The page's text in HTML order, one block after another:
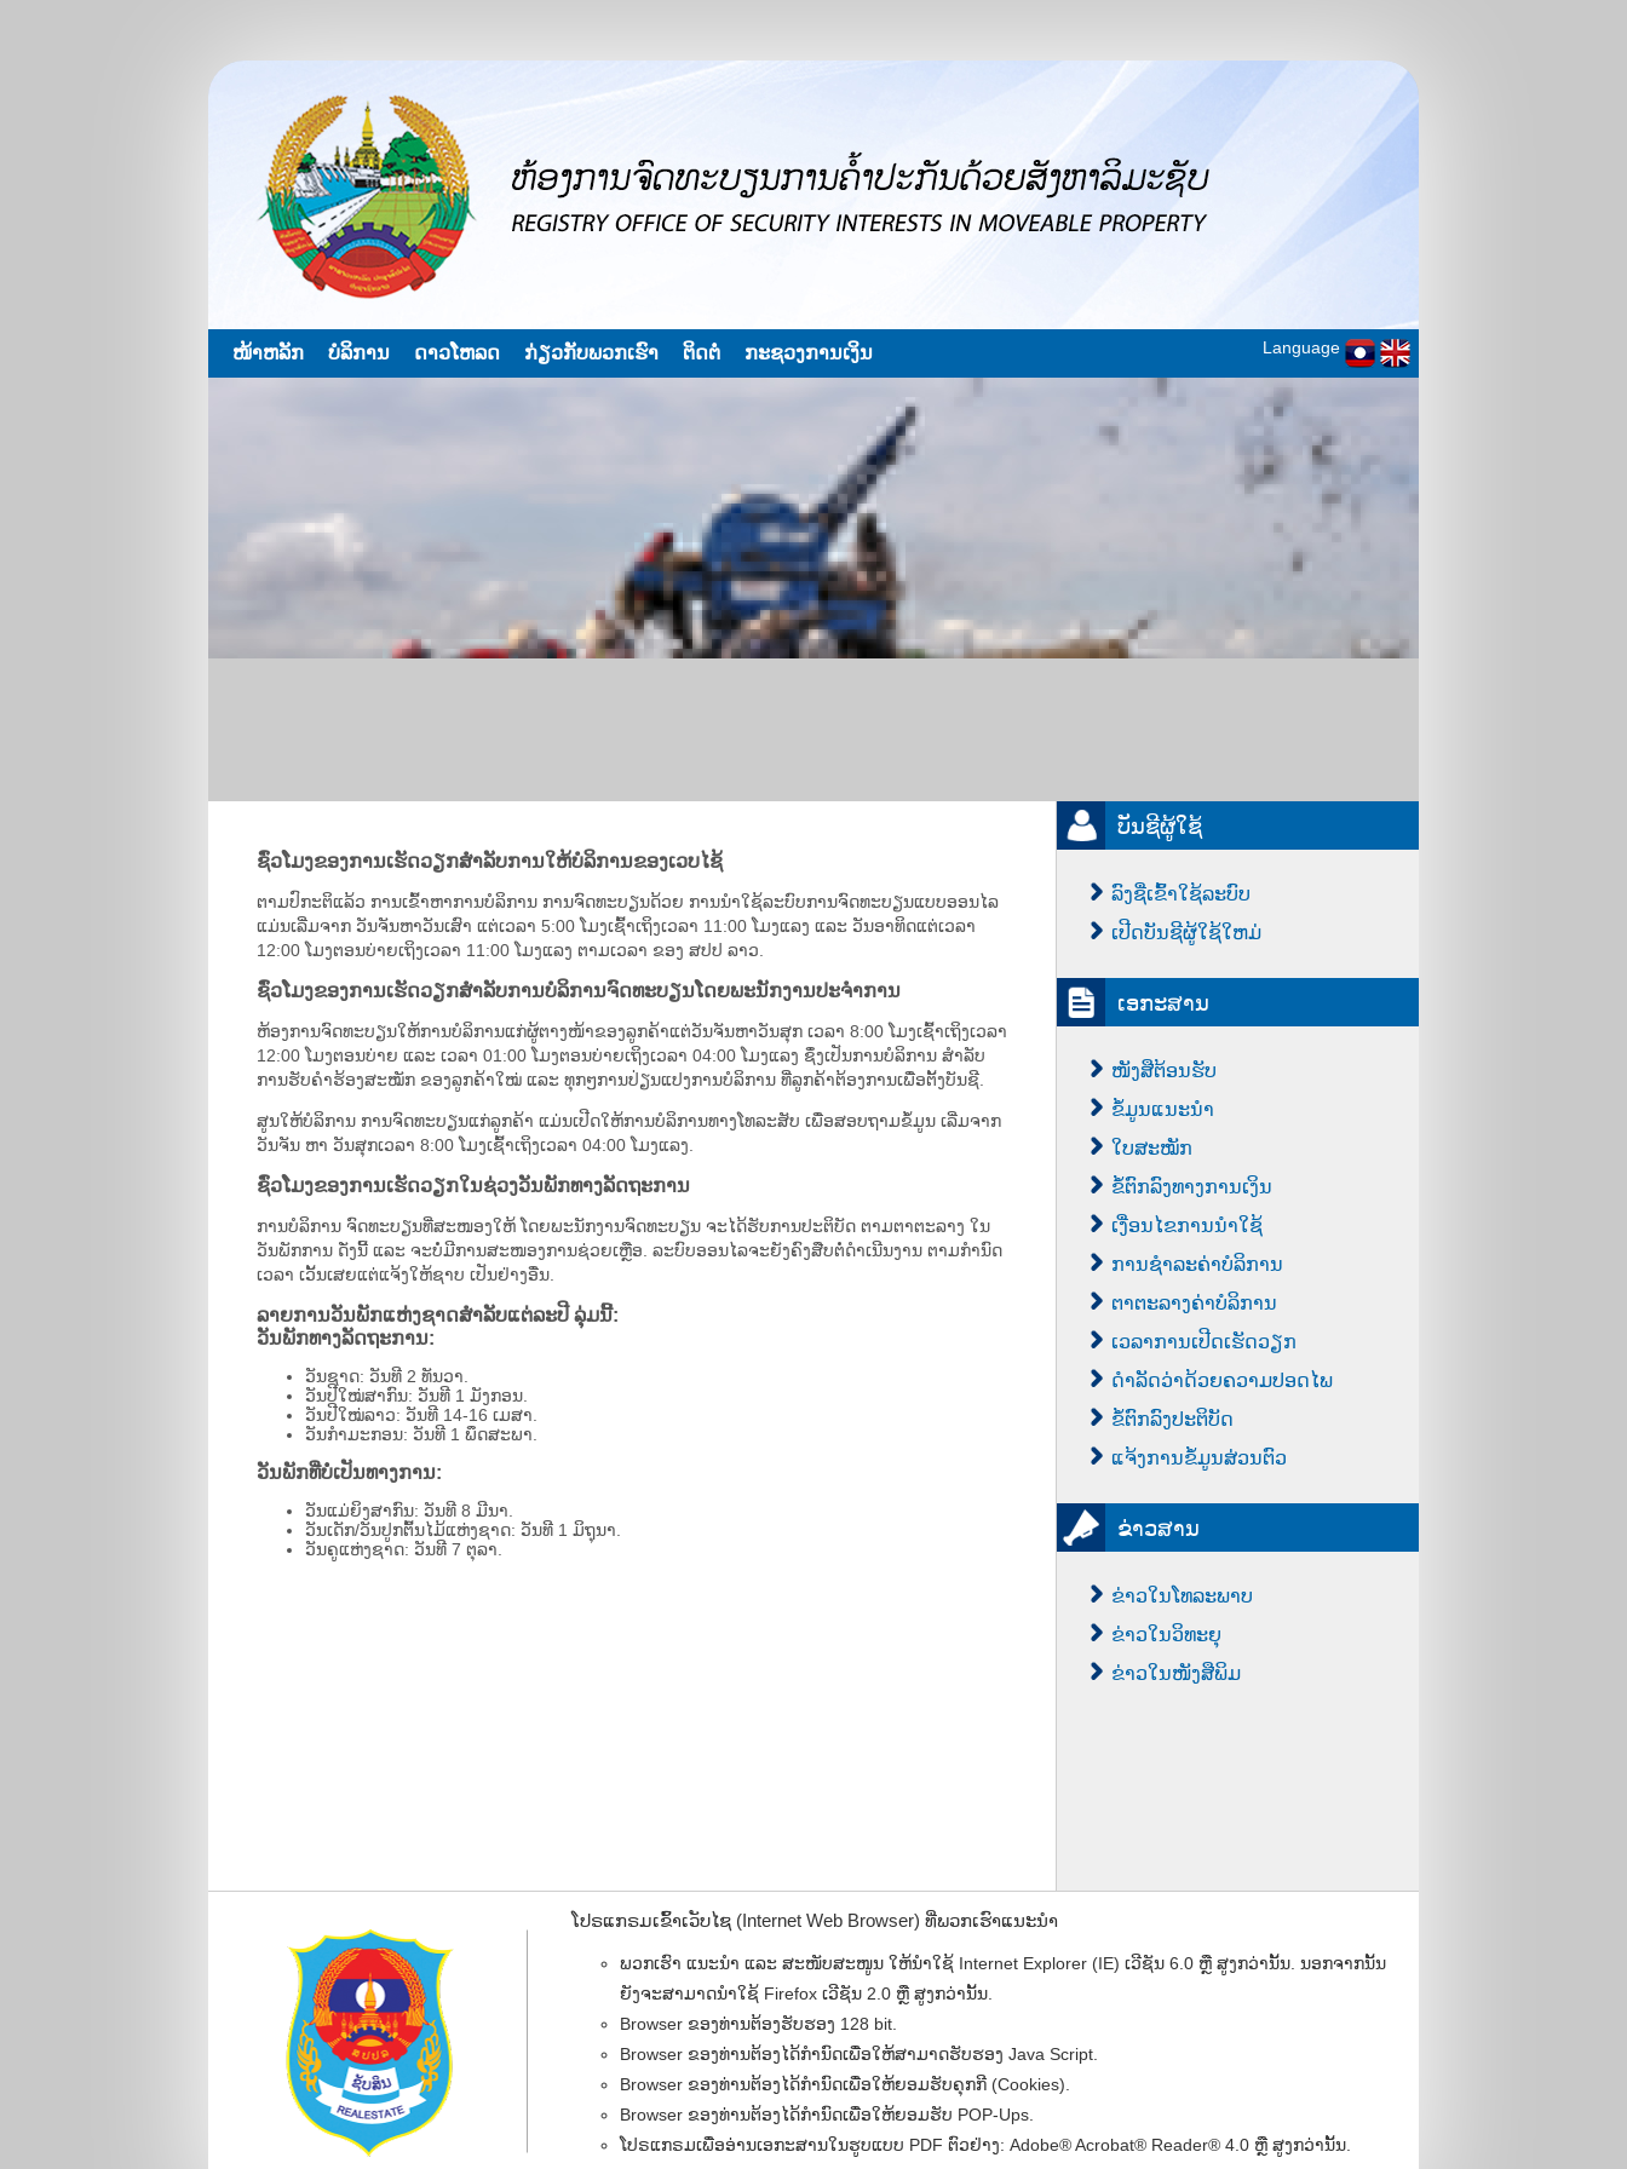
ໜ້າຫລັກ ບໍລິການ ດາວໂຫລດ ກ່ຽວກັບພວກເຮົາ ຕິດຕໍ່ ກະຊວງການເງິນ Language
ຊົ່ວໂມງຂອງການເຮັດວຽກສຳລັບການໃຫ້ບໍລິການຂອງເວບໄຊ້
ຕາມປົກະຕິແລ້ວ ການເຂົ້າຫາການບໍລິການ ການຈົດທະບຽນດ້ວຍ ການນຳໃຊ້ລະບົບການຈົດທະບຽນແບບອອນໄລ
ແມ່ນເລີ່ມຈາກ ວັນຈັນຫາວັນເສົາ ແຕ່ເວລາ 5:00 ໂມງເຊົ້າເຖິງເວລາ 11:00 ໂມງແລງ ແລະ ວັນອາທິດແຕ່ເວລາ
12:00 ໂມງຕອນບ່າຍເຖິງເວລາ 11:00 ໂມງແລງ ຕາມເວລາ ຂອງ ສປປ ລາວ.
ຊົ່ວໂມງຂອງການເຮັດວຽກສໍາລັບການບໍລິການຈົດທະບຽນໂດຍພະນັກງານປະຈຳການ
ຫ້ອງການຈົດທະບຽນໃຫ້ການບໍລິການແກ່ຜູ້ຕາງໜ້າຂອງລູກຄ້າແຕ່ວັນຈັນຫາວັນສຸກ ເວລາ 8:00 ໂມງເຊົ້າເຖິງເວລາ
12:00 ໂມງຕອນບ່າຍ ແລະ ເວລາ 01:00 ໂມງຕອນບ່າຍເຖິງເວລາ 04:00 ໂມງແລງ ຊຶ່ງເປັນການບໍລິການ ສຳລັບ
ການຮັບຄຳຮ້ອງສະໝັກ ຂອງລູກຄ້າໃໝ່ ແລະ ທຸກໆການປ່ຽນແປງການບໍລິການ ທີ່ລູກຄ້າຕ້ອງການເພື່ອຕັ້ງບັນຊີ.
ສູນໃຫ້ບໍລິການ ການຈົດທະບຽນແກ່ລູກຄ້າ ແມ່ນເປີດໃຫ້ການບໍລິການທາງໂທລະສັບ ເພື່ອສອບຖາມຂໍ້ມູນ ເລີ່ມຈາກ
ວັນຈັນ ຫາ ວັນສຸກເວລາ 8:00 ໂມງເຊົ້າເຖິງເວລາ 04:00 ໂມງແລງ.
ຊົ່ວໂມງຂອງການເຮັດວຽກໃນຊ່ວງວັນພັກທາງລັດຖະການ
ການບໍລິການ ຈົດທະບຽນທີ່ສະໜອງໃຫ້ ໂດຍພະນັກງານຈົດທະບຽນ ຈະໄດ້ຮັບການປະຕິບັດ ຕາມຕາຕະລາງ ໃນ
ວັນພັກການ ດັ່ງນີ້ ແລະ ຈະບໍ່ມີການສະໜອງການຊ່ວຍເຫຼືອ. ລະບົບອອນໄລຈະຍັງຄົງສືບຕໍ່ດຳເນີນງານ ຕາມກໍານົດ
ເວລາ ເວັ້ນເສຍແຕ່ແຈ້ງໃຫ້ຊາບ ເປັນຢ່າງອື່ນ.
ລາຍການວັນພັກແຫ່ງຊາດສໍາລັບແຕ່ລະປີ ລຸ່ມນີ້:
ວັນພັກທາງລັດຖະການ:
ວັນຊາດ: ວັນທີ 2 ທັນວາ.
ວັນປີໃໝ່ສາກົນ: ວັນທີ 1 ມັງກອນ.
ວັນປີໃໝ່ລາວ: ວັນທີ 14-16 ເມສາ.
ວັນກຳມະກອນ: ວັນທີ 1 ພຶດສະພາ.
ວັນພັກທີ່ບໍ່ເປັນທາງການ:
ວັນແມ່ຍິງສາກົນ: ວັນທີ 8 ມີນາ.
ວັນເດັກ/ວັນປູກຕົ້ນໄມ້ແຫ່ງຊາດ: ວັນທີ 1 ມິຖຸນາ.
ວັນຄູແຫ່ງຊາດ: ວັນທີ 7 ຕຸລາ.
ບັນຊີຜູ້ໃຊ້
ລົງຊື່ເຂົ້າໃຊ້ລະບົບ
ເປີດບັນຊີຜູ້ໃຊ້ໃຫມ່
ເອກະສານ
ໜັງສືຕ້ອນຮັບ
ຂໍ້ມູນແນະນຳ
ໃບສະໝັກ
ຂໍ້ຕົກລົງທາງການເງິນ
ເງື່ອນໄຂການນຳໃຊ້
ການຊຳລະຄ່າບໍລິການ
ຕາຕະລາງຄ່າບໍລິການ
ເວລາການເປີດເຮັດວຽກ
ດຳລັດວ່າດ້ວຍຄວາມປອດໄພ
ຂໍ້ຕົກລົງປະຕິບັດ
ແຈ້ງການຂໍ້ມູນສ່ວນຕົວ
ຂ່າວສານ
ຂ່າວໃນໂທລະພາບ
ຂ່າວໃນວິທະຍຸ
ຂ່າວໃນໜັງສືພິມ
ໂປຣແກຣມເຂົ້າເວັບໄຊ (Internet Web Browser) ທີ່ພວກເຮົາແນະນຳ
ພວກເຮົາ ແນະນໍາ ແລະ ສະໜັບສະໜູນ ໃຫ້ນໍາໃຊ້ Internet Explorer (IE) ເວີຊັນ 6.0 ຫຼື ສູງກວ່ານັ້ນ. ນອກຈາກນັ້ນ
ຍັງຈະສາມາດນໍາໃຊ້ Firefox ເວີຊັນ 2.0 ຫຼື ສູງກວ່ານັ້ນ.
Browser ຂອງທ່ານຕ້ອງຮັບຮອງ 128 bit.
Browser ຂອງທ່ານຕ້ອງໄດ້ກຳນົດເພື່ອໃຫ້ສາມາດຮັບຮອງ Java Script.
Browser ຂອງທ່ານຕ້ອງໄດ້ກຳນົດເພື່ອໃຫ້ຍອມຮັບຄຸກກີ (Cookies).
Browser ຂອງທ່ານຕ້ອງໄດ້ກຳນົດເພື່ອໃຫ້ຍອມຮັບ POP-Ups.
ໂປຣແກຣມເພື່ອອ່ານເອກະສານໃນຮູບແບບ PDF ຕົວຢ່າງ: Adobe® Acrobat® Reader® 4.0 ຫຼື ສູງກວ່ານັ້ນ.